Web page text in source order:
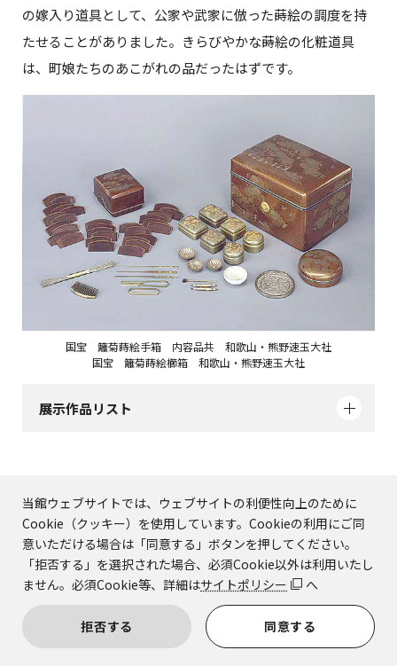
当館ウェブサイトでは、ウェブサイトの利便性向上のために
Cookie（クッキー）を使用しています。Cookieの利用にご同
意いただける場合は「同意する」ボタンを押してください。
「拒否する」を選択された場合、必須Cookie以外は利用いたし
ません。必須Cookie等、詳細はサイトポリシー へ
拒否する 同意する
の嫁入り道具として、公家や武家に倣った蒔絵の調度を持
たせることがありました。きらびやかな蒔絵の化粧道具
は、町娘たちのあこがれの品だったはずです。
国宝 籬菊蒔絵手箱 内容品共 和歌山・熊野速玉大社
国宝 籬菊蒔絵櫛箱 和歌山・熊野速玉大社
展示作品リスト
SNSでシェアする